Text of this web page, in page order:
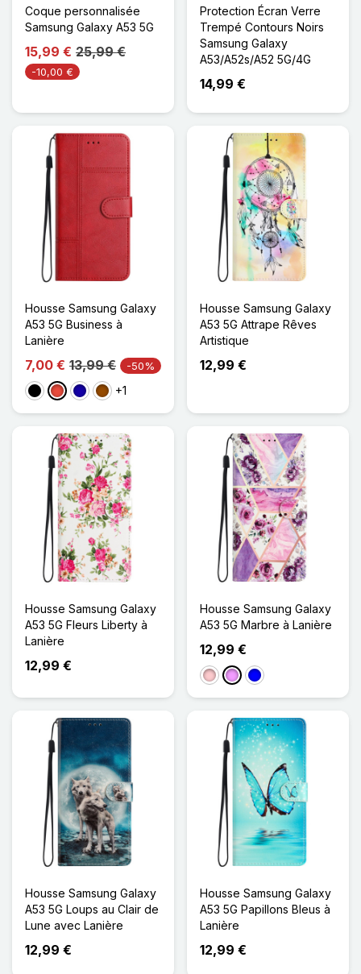
Coque personnalisée
Samsung Galaxy A53 5G
15,99 € 25,99 €
-10,00 €
Protection Écran Verre
Trempé Contours Noirs
Samsung Galaxy
A53/A52s/A52 5G/4G
14,99 €
Housse Samsung Galaxy
A53 5G Business à
Lanière
7,00 € 13,99 € -50%
NoirRougeBleu Foncé
Marron
+1
Housse Samsung Galaxy
A53 5G Attrape Rêves
Artistique
12,99 €
Housse Samsung Galaxy
A53 5G Fleurs Liberty à
Lanière
12,99 €
Housse Samsung Galaxy
A53 5G Marbre à Lanière
12,99 €
RoseViolet Clair
Bleu
Housse Samsung Galaxy
A53 5G Loups au Clair de
Lune avec Lanière
12,99 €
Housse Samsung Galaxy
A53 5G Papillons Bleus à
Lanière
12,99 €